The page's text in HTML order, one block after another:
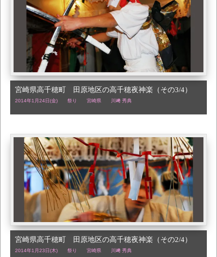
宮崎県高千穂町 田原地区の高千穂夜神楽（その3/4）
2014年1月24日(金) 祭り 宮崎県 川﨑 秀典
宮崎県高千穂町 田原地区の高千穂夜神楽（その2/4）
2014年1月23日(木) 祭り 宮崎県 川﨑 秀典